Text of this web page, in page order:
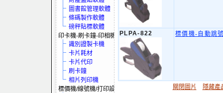
圖書館管理軟體
條碼製作軟體
磅秤貼標軟體
印卡機-刷卡鐘-印相機
識別證製卡機
卡片耗材
卡片代印
刷卡鐘
相片列印機
標價機/線號機/打印設備
PLPA-822 標價機-自動跳
關閉圖片 隱藏產